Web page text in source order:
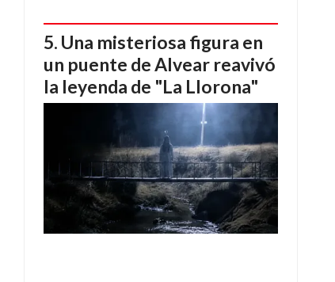
Una misteriosa figura en
un puente de Alvear reavivó
la leyenda de "La Llorona"